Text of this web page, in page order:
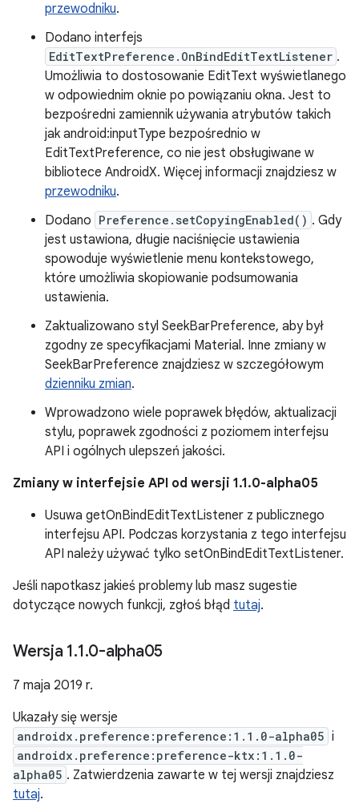
przewodniku.
Dodano interfejs
EditTextPreference.OnBindEditTextListener .
Umożliwia to dostosowanie EditText wyświetlanego
w odpowiednim oknie po powiązaniu okna. Jest to
bezpośredni zamiennik używania atrybutów takich
jak android:inputType bezpośrednio w
EditTextPreference, co nie jest obsługiwane w
bibliotece AndroidX. Więcej informacji znajdziesz w
przewodniku.
Dodano Preference.setCopyingEnabled() . Gdy
jest ustawiona, długie naciśnięcie ustawienia
spowoduje wyświetlenie menu kontekstowego,
które umożliwia skopiowanie podsumowania
ustawienia.
Zaktualizowano styl SeekBarPreference, aby był
zgodny ze specyfikacjami Material. Inne zmiany w
SeekBarPreference znajdziesz w szczegółowym
dzienniku zmian.
Wprowadzono wiele poprawek błędów, aktualizacji
stylu, poprawek zgodności z poziomem interfejsu
API i ogólnych ulepszeń jakości.
Zmiany w interfejsie API od wersji 1.1.0-alpha05
Usuwa getOnBindEditTextListener z publicznego
interfejsu API. Podczas korzystania z tego interfejsu
API należy używać tylko setOnBindEditTextListener.
Jeśli napotkasz jakieś problemy lub masz sugestie
dotyczące nowych funkcji, zgłoś błąd tutaj.
Wersja 1.1.0-alpha05
7 maja 2019 r.
Ukazały się wersje
androidx.preference:preference:1.1.0-alpha05 i
androidx.preference:preference-ktx:1.1.0-
alpha05 . Zatwierdzenia zawarte w tej wersji znajdziesz
tutaj.